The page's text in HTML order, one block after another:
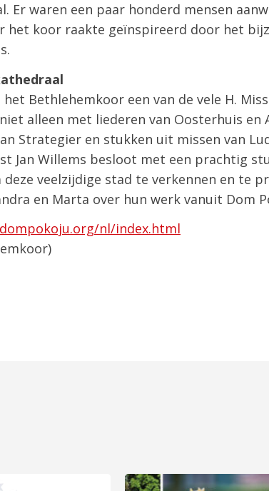
Er waren een paar honderd mensen
het koor raakte geïnspireerd door het
Bethlehemkoor een van de vele H.
alleen met liederen van Oosterhuis en
Strategier en stukken uit missen van
Jan Willems besloot met een prachtig
veelzijdige stad te verkennen en te
en Marta over hun werk vanuit Dom
nl/index.html